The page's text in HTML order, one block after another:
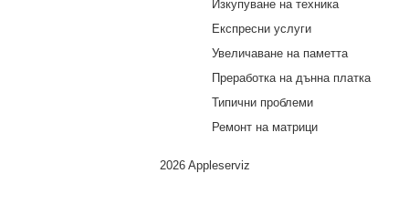
Изкупуване на техника
Експресни услуги
Увеличаване на паметта
Преработка на дънна платка
Типични проблеми
Ремонт на матрици
2026 Appleserviz